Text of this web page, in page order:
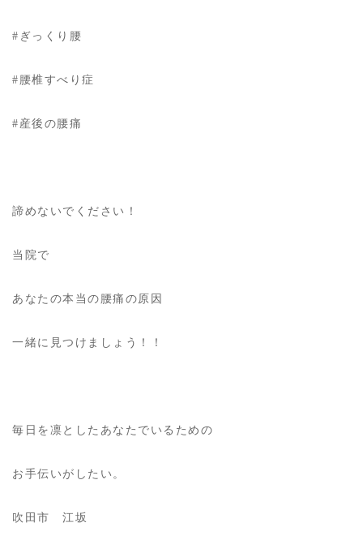
#ぎっくり腰
#腰椎すべり症
#産後の腰痛
諦めないでください！
当院で
あなたの本当の腰痛の原因
一緒に見つけましょう！！
毎日を凛としたあなたでいるための
お手伝いがしたい。
吹田市 江坂